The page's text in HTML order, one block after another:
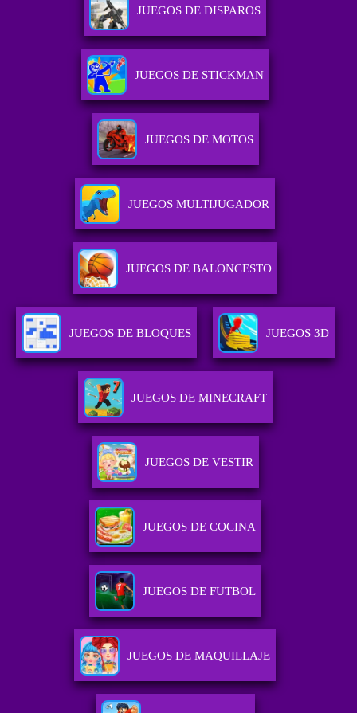
JUEGOS DE DISPAROS
JUEGOS DE STICKMAN
JUEGOS DE MOTOS
JUEGOS MULTIJUGADOR
JUEGOS DE BALONCESTO
JUEGOS DE BLOQUES JUEGOS 3D
JUEGOS DE MINECRAFT
JUEGOS DE VESTIR
JUEGOS DE COCINA
JUEGOS DE FUTBOL
JUEGOS DE MAQUILLAJE